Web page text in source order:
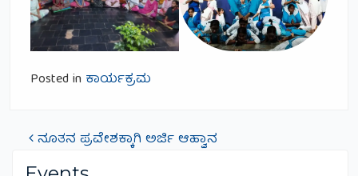
Posted in ಕಾರ್ಯಕ್ರಮ
Post navigation
ನೂತನ ಪ್ರವೇಶಕ್ಕಾಗಿ ಅರ್ಜಿ ಆಹ್ವಾನ